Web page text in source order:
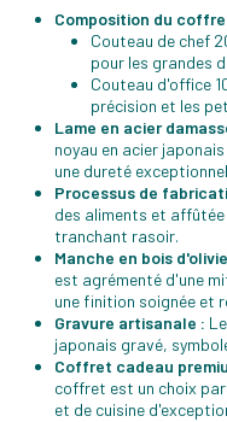
Composition du
Couteau de chef
pour les grandes
Couteau d'office
précision et les
Lame en acier
noyau en acier
une dureté
Processus de
des aliments et affûtée
tranchant rasoir.
Manche en bois
est agrémenté d'une
une finition soignée et
Gravure artisanale :
japonais gravé,
Coffret cadeau
coffret est un choix
et de cuisine